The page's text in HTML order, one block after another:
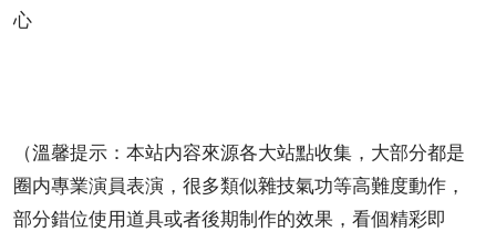
心
（溫馨提示：本站内容來源各大站點收集，大部分都是
圈内專業演員表演，很多類似雜技氣功等高難度動作，
部分錯位使用道具或者後期制作的效果，看個精彩即